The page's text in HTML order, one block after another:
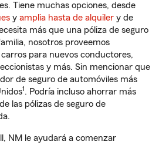
Tiene muchas opciones, desde
y amplia hasta de alquiler y de
más que una póliza de seguro
nosotros proveemos
para nuevos conductores,
y más. Sin mencionar que
de seguro de automóviles más
1. Podría incluso ahorrar más
las pólizas de seguro de
NM le ayudará a comenzar